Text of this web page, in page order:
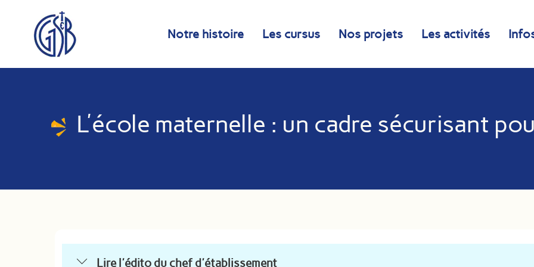
content
Notre histoire Les cursus Nos projets Les activités
L'école maternelle : un cadre sécurisant
Lire l'édito du chef d'établissement
Panneau de gestion des cookies